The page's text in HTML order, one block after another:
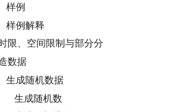
样例
样例解释
限、空间限制与部分分
数据
生成随机数据
生成随机数